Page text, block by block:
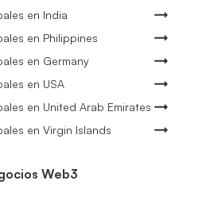
en India
en Philippines
en Germany
en USA
en United Arab Emirates
en Virgin Islands
Web3